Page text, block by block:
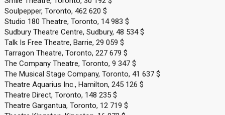
Soulpepper, Toronto, 462 620 $
Studio 180 Theatre, Toronto, 14 983 $
Sudbury Theatre Centre, Sudbury, 48 534 $
Talk Is Free Theatre, Barrie, 29 059 $
Tarragon Theatre, Toronto, 227 679 $
The Company Theatre, Toronto, 9 347 $
The Musical Stage Company, Toronto, 41 637 $
Theatre Aquarius Inc., Hamilton, 245 126 $
Theatre Direct, Toronto, 148 235 $
Theatre Gargantua, Toronto, 12 719 $